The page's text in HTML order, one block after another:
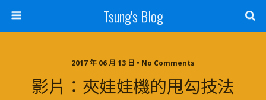
Tsung's Blog
2017 年 06 月 13 日 • No Comments
影片：夾娃娃機的甩勾技法